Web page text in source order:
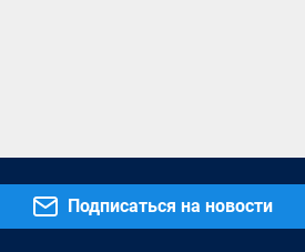
Подписаться на новости